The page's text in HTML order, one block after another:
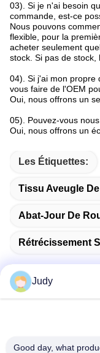
03). Si je n'ai besoin
commande, est-ce
Nous pouvons
flexible, pour la
acheter seulement
stock. Si pas de
04). Si j'ai mon propre
vous faire de l'OEM
Oui, nous offrons un
05). Pouvez-vous
Oui, nous offrons un
Les Étiquettes:
Tissu Aveugle
Abat-Jour De
Rétrécissement
Contactez
Adresse
Judy
Good day, what